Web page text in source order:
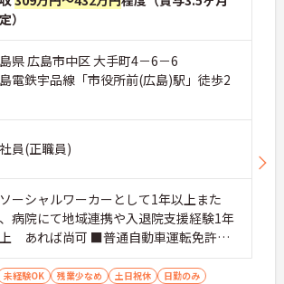
）
県 広島市中区 大手町4－6－6
電鉄宇品線「市役所前(広島)駅」徒歩2
員(正職員)
ーシャルワーカーとして1年以上また
病院にて地域連携や入退院支援経験1年
あれば尚可 ■普通自動車運転免許：
ば尚可（AT限定可）
未経験OK 残業少なめ 土日祝休
日勤のみ